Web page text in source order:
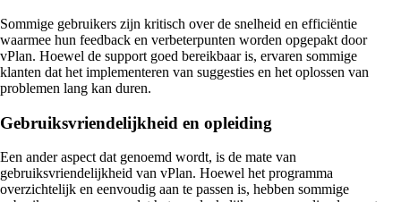
Sommige gebruikers zijn kritisch over de snelheid en efficiëntie
waarmee hun feedback en verbeterpunten worden opgepakt door
vPlan. Hoewel de support goed bereikbaar is, ervaren sommige
klanten dat het implementeren van suggesties en het oplossen van
problemen lang kan duren.
Gebruiksvriendelijkheid en opleiding
Een ander aspect dat genoemd wordt, is de mate van
gebruiksvriendelijkheid van vPlan. Hoewel het programma
overzichtelijk en eenvoudig aan te passen is, hebben sommige